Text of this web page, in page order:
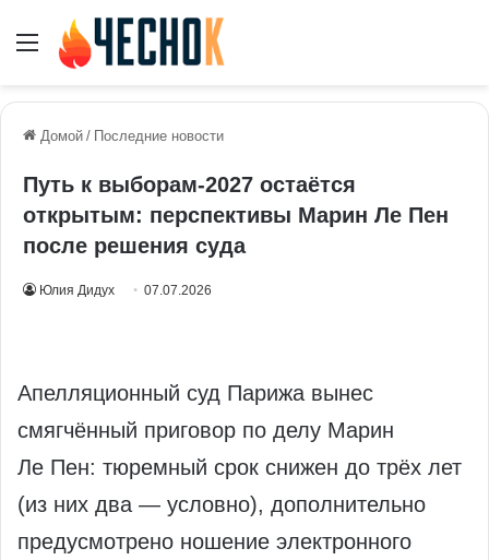
Меню
Домой / Последние новости
Путь к выборам‑2027 остаётся
открытым: перспективы Марин Ле Пен
после решения суда
Юлия Дидух 07.07.2026
Апелляционный суд Парижа вынес
смягчённый приговор по делу Марин
Ле Пен: тюремный срок снижен до трёх лет
(из них два — условно), дополнительно
предусмотрено ношение электронного